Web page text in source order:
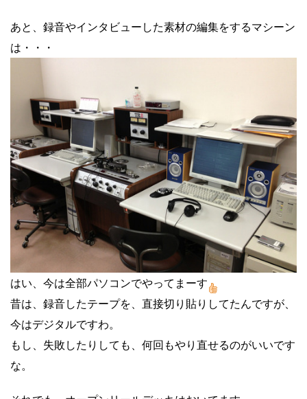
あと、録音やインタビューした素材の編集をするマシーン
は・・・
はい、今は全部パソコンでやってまーす
昔は、録音したテープを、直接切り貼りしてたんですが、
今はデジタルですわ。
もし、失敗したりしても、何回もやり直せるのがいいです
な。